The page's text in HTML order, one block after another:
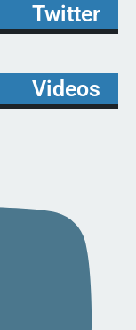
Twitter
Videos